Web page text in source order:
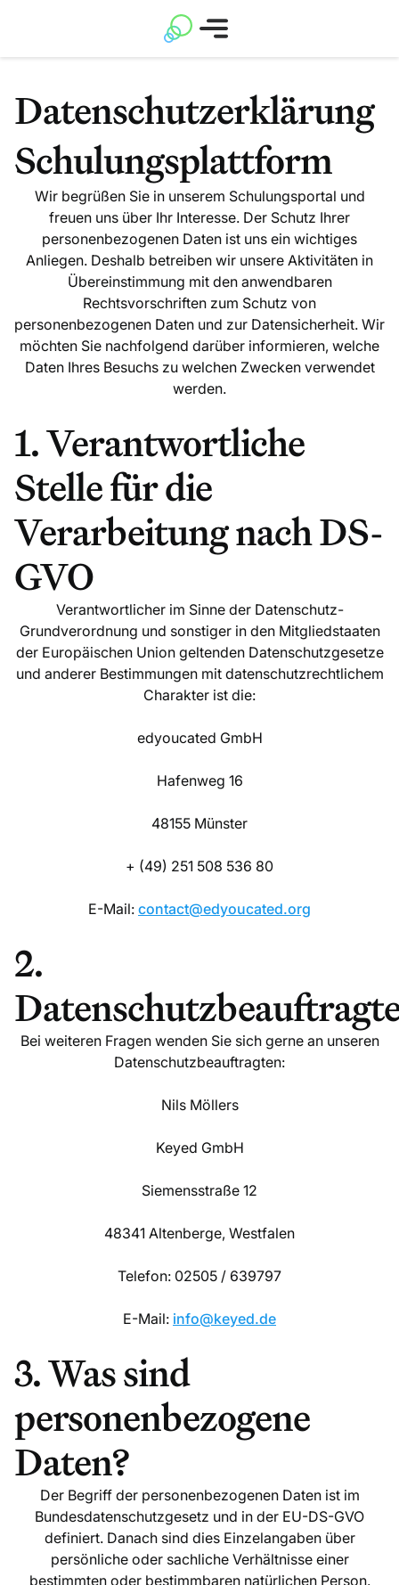
Datenschutzerklärung
Schulungsplattform
Wir begrüßen Sie in unserem Schulungsportal und
freuen uns über Ihr Interesse. Der Schutz Ihrer
personenbezogenen Daten ist uns ein wichtiges
Anliegen. Deshalb betreiben wir unsere Aktivitäten in
Übereinstimmung mit den anwendbaren
Rechtsvorschriften zum Schutz von
personenbezogenen Daten und zur Datensicherheit. Wir
möchten Sie nachfolgend darüber informieren, welche
Daten Ihres Besuchs zu welchen Zwecken verwendet
werden.
1. Verantwortliche
Stelle für die
Verarbeitung nach DS-
GVO
Verantwortlicher im Sinne der Datenschutz-
Grundverordnung und sonstiger in den Mitgliedstaaten
der Europäischen Union geltenden Datenschutzgesetze
und anderer Bestimmungen mit datenschutzrechtlichem
Charakter ist die:
edyoucated GmbH
Hafenweg 16
48155 Münster
+ (49) 251 508 536 80
E-Mail: contact@edyoucated.org
2.
Bei weiteren Fragen wenden Sie sich gerne an unseren
Datenschutzbeauftragten:
Nils Möllers
Keyed GmbH
Siemensstraße 12
48341 Altenberge, Westfalen
Telefon: 02505 / 639797
E-Mail: info@keyed.de
3. Was sind
personenbezogene
Daten?
Der Begriff der personenbezogenen Daten ist im
Bundesdatenschutzgesetz und in der EU-DS-GVO
definiert. Danach sind dies Einzelangaben über
persönliche oder sachliche Verhältnisse einer
bestimmten oder bestimmbaren natürlichen Person.